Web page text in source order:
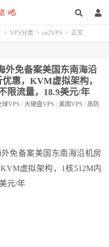
> VPS分类 > cn2VPS > 正文
外免备案美国东南海沿
惠，KVM虚拟架构，
限流量，18.9美元/年
球VPS / 大硬盘VPS / 美国VPS / 高防